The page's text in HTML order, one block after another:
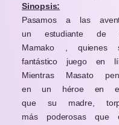
Sinopsis:
Pasamos a las
un estudiante de
Mamako , quienes
fantástico juego en
Mientras Masato
en un héroe en
que su madre,
más poderosas que